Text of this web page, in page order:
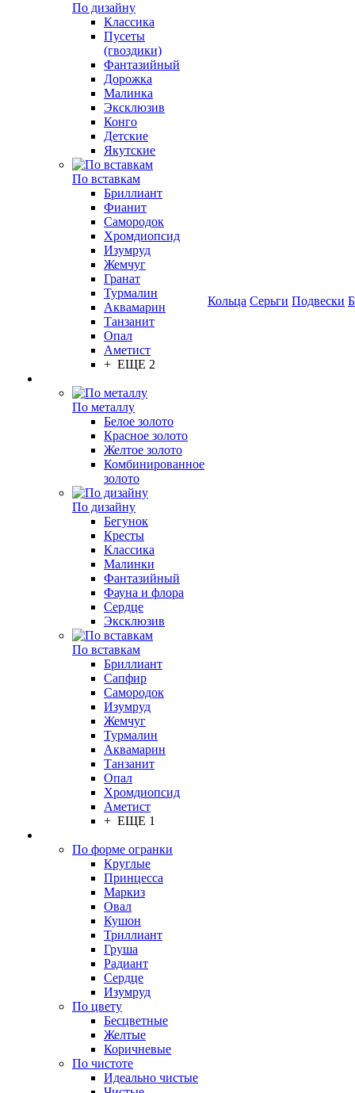
По дизайну
Классика
Пусеты
(гвоздики)
Фантазийный
Дорожка
Малинка
Эксклюзив
Конго
Детские
Якутские
По вставкам
Бриллиант
Фианит
Самородок
Хромдиопсид
Изумруд
Жемчуг
Гранат
Турмалин
Аквамарин
Танзанит
Опал
Аметист
+ ЕЩЕ 2
По металлу
Белое золото
Красное золото
Желтое золото
Комбинированное
золото
По дизайну
Бегунок
Кресты
Классика
Малинки
Фантазийный
Фауна и флора
Сердце
Эксклюзив
По вставкам
Бриллиант
Сапфир
Самородок
Изумруд
Жемчуг
Турмалин
Аквамарин
Танзанит
Опал
Хромдиопсид
Аметист
+ ЕЩЕ 1
По форме огранки
Круглые
Принцесса
Маркиз
Овал
Кушон
Триллиант
Груша
Радиант
Сердце
Изумруд
По цвету
Бесцветные
Желтые
Коричневые
По чистоте
Идеально чистые
Кольца Серьги Подвески